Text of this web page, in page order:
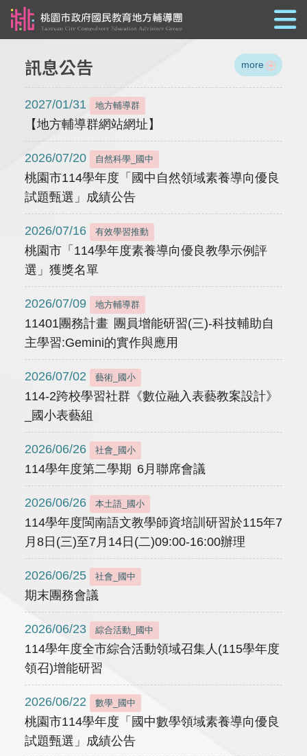
訊息公告 more
2027/01/31 地方輔導群
【地方輔導群網站網址】
2026/07/20 自然科學_國中
桃園市114學年度「國中自然領域素養導向優良
試題甄選」成績公告
2026/07/16 有效學習推動
桃園市「114學年度素養導向優良教學示例評
選」獲獎名單
2026/07/09 地方輔導群
11401團務計畫 團員增能研習(三)-科技輔助自
主學習:Gemini的實作與應用
2026/07/02 藝術_國小
114-2跨校學習社群《數位融入表藝教案設計》
_國小表藝組
2026/06/26 社會_國小
114學年度第二學期 6月聯席會議
2026/06/26 本土語_國小
114學年度閩南語文教學師資培訓研習於115年7
月8日(三)至7月14日(二)09:00-16:00辦理
2026/06/25 社會_國中
期末團務會議
2026/06/23 綜合活動_國中
114學年度全市綜合活動領域召集人(115學年度
領召)增能研習
2026/06/22 數學_國中
桃園市114學年度「國中數學領域素養導向優良
試題甄選」成績公告